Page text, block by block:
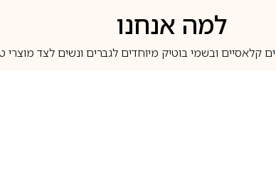
למה אנחנו
ובשמי בוטיק מיוחדים לגברים ונשים לצד מוצרי